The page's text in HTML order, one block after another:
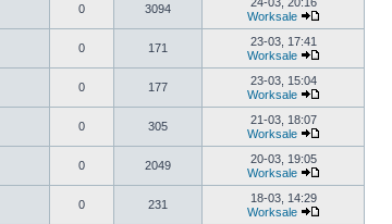
0 3094
Worksale
0 171
23-03, 17:41
Worksale
0 177
23-03, 15:04
Worksale
0 305
21-03, 18:07
Worksale
0 2049
20-03, 19:05
Worksale
0 231
18-03, 14:29
Worksale